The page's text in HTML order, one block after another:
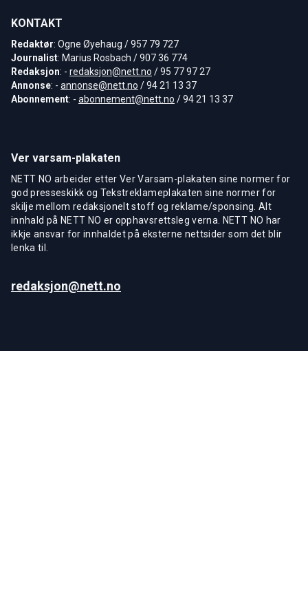
KONTAKT
Redaktør: Ogne Øyehaug / 957 79 727
Journalist: Marius Rosbach / 907 36 774
Redaksjon: - redaksjon@nett.no / 95 77 97 27
Annonse: - annonse@nett.no / 94 21 13 37
Abonnement: - abonnement@nett.no / 94 21 13 37
Ver varsam-plakaten
NETT NO arbeider etter Ver Varsam-plakaten sine normer for
god presseskikk og Tekstreklameplakaten sine normer for
skilje mellom redaksjonelt stoff og reklame/sponsing. Alt
innhald på NETT NO er opphavsrettsleg verna. NETT NO har
ikkje ansvar for innhaldet på eksterne nettsider som det blir
lenka til.
redaksjon@nett.no